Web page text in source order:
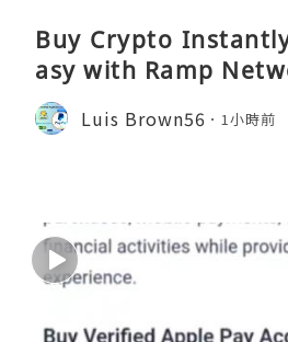
Buy Crypto
asy with Ramp
Luis Brown56 1小時前